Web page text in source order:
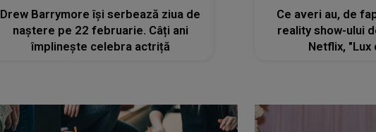
Drew Barrymore își serbează ziua de
naștere pe 22 februarie. Câți ani
împlinește celebra actriță
Ce averi au, de
reality show-ului
Netflix, "Lux